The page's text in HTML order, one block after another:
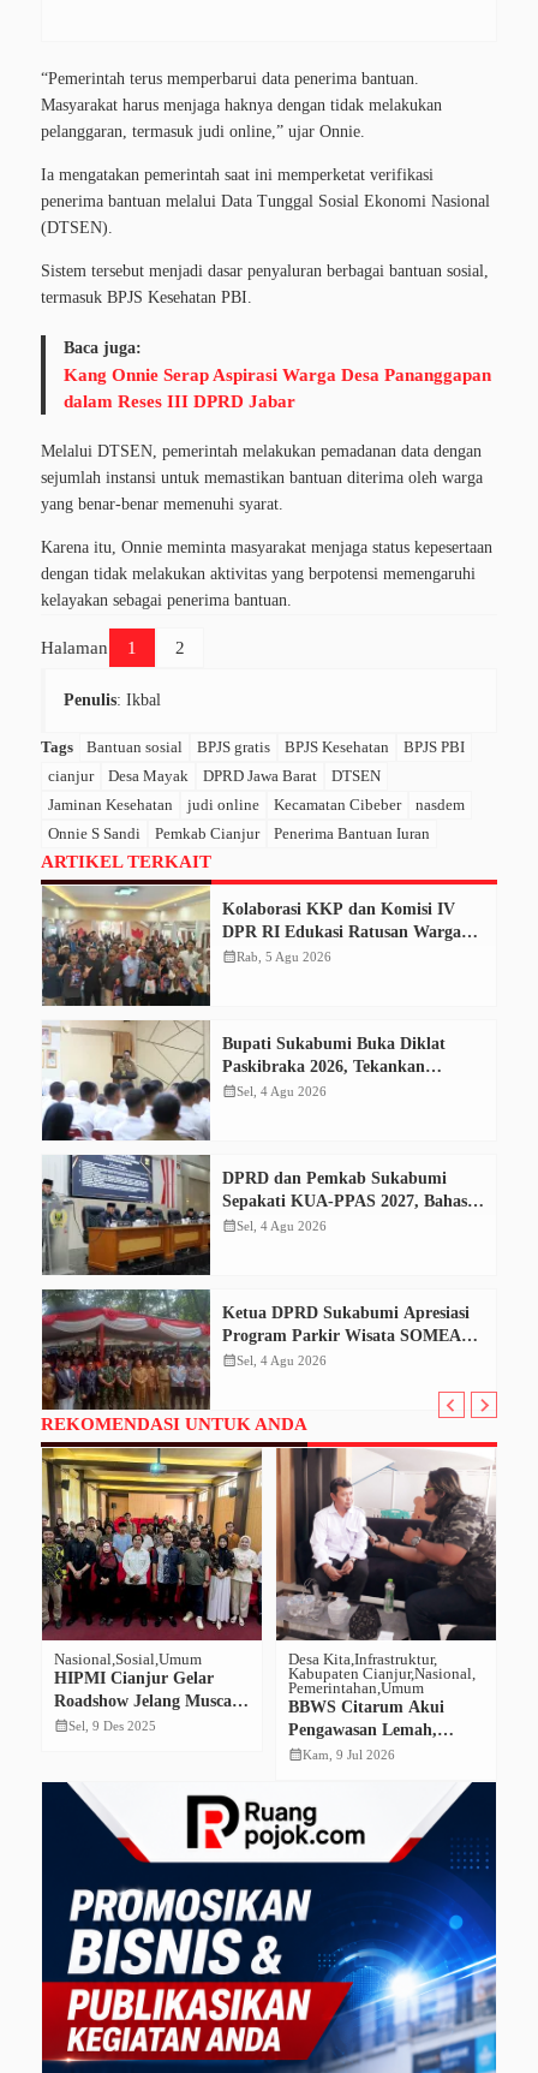
“Pemerintah terus memperbarui data penerima bantuan.
Masyarakat harus menjaga haknya dengan tidak melakukan
pelanggaran, termasuk judi online,” ujar Onnie.
Ia mengatakan pemerintah saat ini memperketat verifikasi
penerima bantuan melalui Data Tunggal Sosial Ekonomi Nasional
(DTSEN).
Sistem tersebut menjadi dasar penyaluran berbagai bantuan sosial,
termasuk BPJS Kesehatan PBI.
Baca juga:
Kang Onnie Serap Aspirasi Warga Desa Pananggapan
dalam Reses III DPRD Jabar
Melalui DTSEN, pemerintah melakukan pemadanan data dengan
sejumlah instansi untuk memastikan bantuan diterima oleh warga
yang benar-benar memenuhi syarat.
Karena itu, Onnie meminta masyarakat menjaga status kepesertaan
dengan tidak melakukan aktivitas yang berpotensi memengaruhi
kelayakan sebagai penerima bantuan.
Halaman 1 2
Penulis: Ikbal
Tags Bantuan sosial BPJS gratis BPJS Kesehatan
BPJS PBI
cianjur
Desa Mayak DPRD Jawa Barat
DTSEN
Jaminan Kesehatan
judi online Kecamatan Cibeber
nasdem
Onnie S Sandi
Pemkab Cianjur Penerima Bantuan Iuran
ARTIKEL TERKAIT
Kolaborasi KKP dan Komisi IV
DPR RI Edukasi Ratusan Warga
Cianjur Dorong Konsumsi Ikan
calendar_monthRab, 5 Agu 2026
Bupati Sukabumi Buka Diklat
Paskibraka 2026, Tekankan
Disiplin dan Tanggung Jawab
calendar_monthSel, 4 Agu 2026
DPRD dan Pemkab Sukabumi
Sepakati KUA-PPAS 2027, Bahas
Perubahan APBD 2026
calendar_monthSel, 4 Agu 2026
Ketua DPRD Sukabumi Apresiasi
Program Parkir Wisata SOMEAH,
Optimistis Dongkrak PAD
calendar_monthSel, 4 Agu 2026
REKOMENDASI UNTUK ANDA
Nasional Sosial Umum
HIPMI Cianjur Gelar
Roadshow Jelang Muscab
VII, Satu Calon Ketua
calendar_monthSel, 9 Des 2025
Desa Kita Infrastruktur
Kabupaten Cianjur Nasional
Pemerintahan Umum
BBWS Citarum Akui
Pengawasan Lemah,
Proyek JIAT Agrabinta
calendar_monthKam, 9 Jul 2026